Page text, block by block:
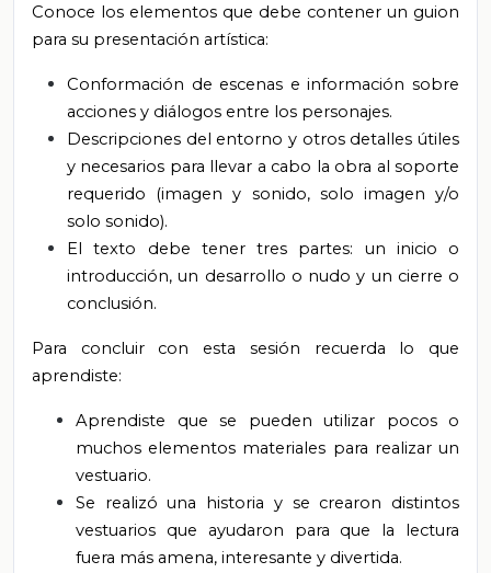
Conoce los elementos que debe contener un guion
para su presentación artística:
Conformación de escenas e información sobre
acciones y diálogos entre los personajes.
Descripciones del entorno y otros detalles útiles
y necesarios para llevar a cabo la obra al soporte
requerido (imagen y sonido, solo imagen y/o
solo sonido).
El texto debe tener tres partes: un inicio o
introducción, un desarrollo o nudo y un cierre o
conclusión.
Para concluir con esta sesión recuerda lo que
aprendiste:
Aprendiste que se pueden utilizar pocos o
muchos elementos materiales para realizar un
vestuario.
Se realizó una historia y se crearon distintos
vestuarios que ayudaron para que la lectura
fuera más amena, interesante y divertida.